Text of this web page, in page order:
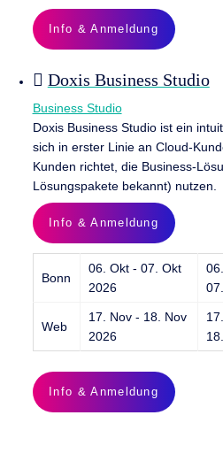
Info & Anmeldung
Doxis Business Studio
Business Studio
Doxis Business Studio ist ein
sich in erster Linie an Cloud-
Kunden richtet, die Business-
Lösungspakete bekannt) nutzen.
Info & Anmeldung
Bonn
06. Okt - 07. Okt
2026
Web
17. Nov - 18. Nov
2026
Info & Anmeldung